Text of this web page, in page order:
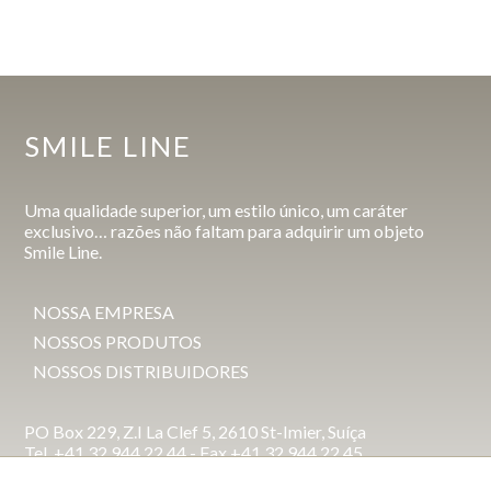
SMILE LINE
Uma qualidade superior, um estilo único, um caráter
exclusivo… razões não faltam para adquirir um objeto
Smile Line.
NOSSA EMPRESA
NOSSOS PRODUTOS
NOSSOS DISTRIBUIDORES
PO Box 229, Z.I La Clef 5, 2610 St-Imier, Suíça
Tel. +41 32 944 22 44 - Fax +41 32 944 22 45